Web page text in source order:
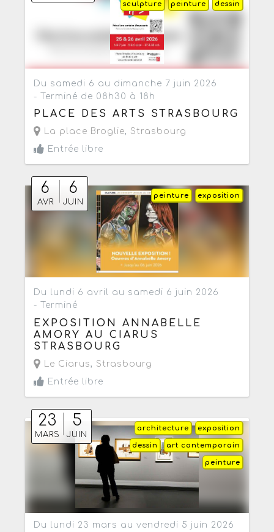
dessin
peinture
sculpture
Du samedi 6 au dimanche 7 juin 2026
- Terminé de 08h30 à 18h
PLACE DES ARTS STRASBOURG
La place Broglie, Strasbourg
Entrée libre
6
AVR
6
JUIN
exposition
peinture
Du lundi 6 avril au samedi 6 juin 2026
- Terminé
EXPOSITION ANNABELLE
AMORY AU CIARUS
STRASBOURG
Le Ciarus, Strasbourg
Entrée libre
23
MARS
5
JUIN
exposition
architecture
art contemporain
dessin
peinture
Du lundi 23 mars au vendredi 5 juin 2026